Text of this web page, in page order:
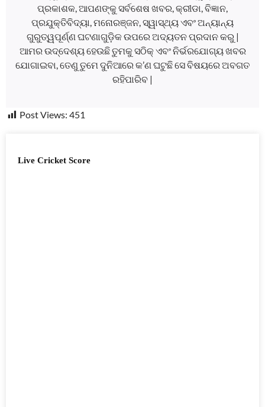
ପ୍ରକାଶକ, ଆପଣଙ୍କୁ ସର୍ବଶେଷ ଖବର, କ୍ରୀଡା, ବିଜ୍ଞାନ,
ପ୍ରଯୁକ୍ତିବିଦ୍ୟା, ମନୋରଞ୍ଜନ, ସ୍ୱାସ୍ଥ୍ୟ ଏବଂ ଅନ୍ୟାନ୍ୟ
ଗୁରୁତ୍ୱପୂର୍ଣ୍ଣ ଘଟଣାଗୁଡ଼ିକ ଉପରେ ଅଦ୍ୟତନ ପ୍ରଦାନ କରୁ |
ଆମର ଉଦ୍ଦେଶ୍ୟ ହେଉଛି ତୁମକୁ ସଠିକ୍ ଏବଂ ନିର୍ଭରଯୋଗ୍ୟ ଖବର
ଯୋଗାଇବା, ତେଣୁ ତୁମେ ଦୁନିଆରେ କ’ଣ ଘଟୁଛି ସେ ବିଷୟରେ ଅବଗତ
ରହିପାରିବ |
Post Views: 451
Live Cricket Score